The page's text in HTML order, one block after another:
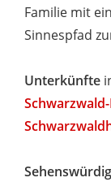
Familie mit
Sinnespfad
Unterkünfte